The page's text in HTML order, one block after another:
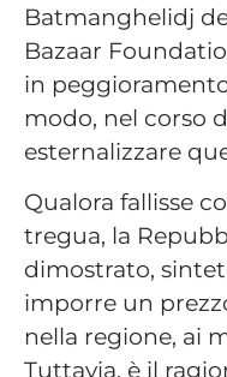
Batmanghelidj
Bazaar
in
modo, nel corso
esternalizzare
Qualora fallisse
tregua, la
dimostrato,
imporre un
nella regione, ai
Tuttavia, è il